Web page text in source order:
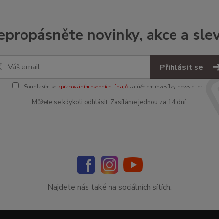
novinky, akce a
Přihlásit se
Souhlasím se zpracováním osobních údajůza účelem rozesílky newsletteru.
Můžete se kdykoli odhlásit. Zasíláme jednou za 14 dní.
Najdete nás také na sociálních sítích.